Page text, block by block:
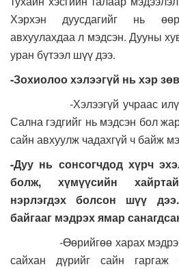
Хэрхэн дуусдагийг нь
авхуулахдаа л мэдсэн. Дууны
уран бүтээл шүү дээ.
-Зохиолоо хэлээгүй нь хэр
-Хэлээгүй учраас илүү
Сална гэдгийг нь мэдсэн бол
сайн авхуулж чадахгүй ч байж
-Дуу нь сонсогчдод хүрч
болж, хүмүүсийн
нэрлэгдэх болсон шүү
байгааг мэдрэх ямар
-Өөрийгөө харах
сайхан дүрийг сайн